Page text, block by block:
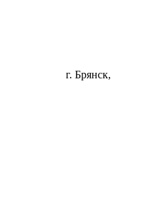
г. Брянск,